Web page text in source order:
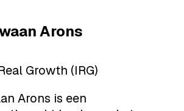
Arons
Growth (IRG)
Arons is een